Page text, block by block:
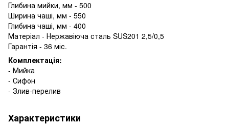
Глибина мийки, мм - 500
Ширина чаші, мм - 550
Глибина чаші, мм - 400
Матеріал - Нержавіюча сталь SUS201 2,5/0,5
Гарантія - 36 міс.
Комплектація:
- Мийка
- Сифон
- Злив-перелив
Характеристики